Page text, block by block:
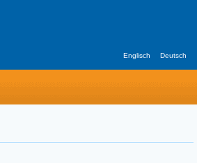
Englisch Deutsch